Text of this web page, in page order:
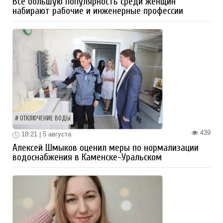
набирают рабочие и инженерные профессии
ОТКЛЮЧЕНИЕ ВОДЫ
439
18:21 | 5 августа
Алексей Шмыков оценил меры по нормализации
водоснабжения в Каменске-Уральском